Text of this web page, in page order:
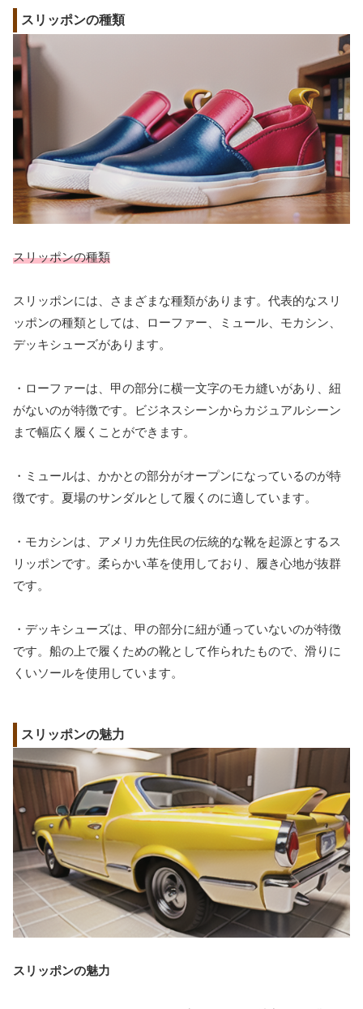
スリッポンの種類
スリッポンの種類
スリッポンには、さまざまな種類があります。代表的なスリ
ッポンの種類としては、ローファー、ミュール、モカシン、
デッキシューズがあります。
・ローファーは、甲の部分に横一文字のモカ縫いがあり、紐
がないのが特徴です。ビジネスシーンからカジュアルシーン
まで幅広く履くことができます。
・ミュールは、かかとの部分がオープンになっているのが特
徴です。夏場のサンダルとして履くのに適しています。
・モカシンは、アメリカ先住民の伝統的な靴を起源とするス
リッポンです。柔らかい革を使用しており、履き心地が抜群
です。
・デッキシューズは、甲の部分に紐が通っていないのが特徴
です。船の上で履くための靴として作られたもので、滑りに
くいソールを使用しています。
スリッポンの魅力
スリッポンの魅力